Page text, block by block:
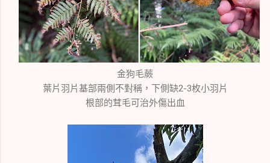
金狗毛蕨
葉片羽片基部兩側不對稱，下側缺2-3枚小羽片
根部的茸毛可治外傷出血